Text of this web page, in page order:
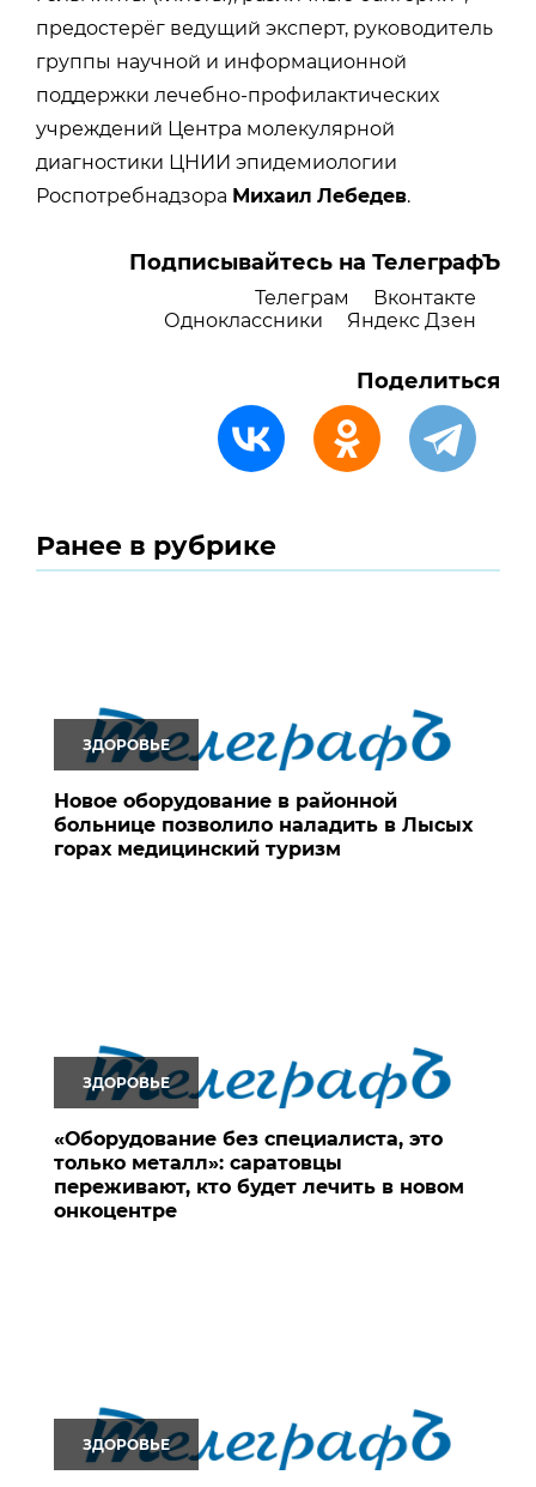
предостерёг ведущий эксперт, руководитель
группы научной и информационной
поддержки лечебно-профилактических
учреждений Центра молекулярной
диагностики ЦНИИ эпидемиологии
Роспотребнадзора Михаил Лебедев.
Подписывайтесь на ТелеграфЪ
Телеграм
Вконтакте
Одноклассники
Яндекс Дзен
Поделиться
Ранее в рубрике
ЗДОРОВЬЕ
Новое оборудование в районной
больнице позволило наладить в Лысых
горах медицинский туризм
ЗДОРОВЬЕ
«Оборудование без специалиста, это
только металл»: саратовцы
переживают, кто будет лечить в новом
онкоцентре
ЗДОРОВЬЕ